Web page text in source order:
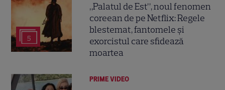
5
„Palatul de Est”, noul fenomen
coreean de pe Netflix: Regele
blestemat, fantomele și
exorcistul care sfidează
moartea
PRIME VIDEO